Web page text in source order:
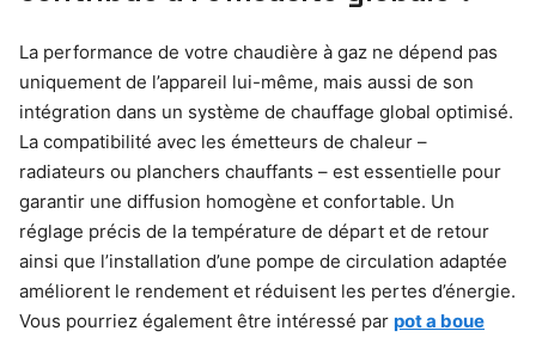
La performance de votre chaudière à gaz ne dépend pas
uniquement de l’appareil lui-même, mais aussi de son
intégration dans un système de chauffage global optimisé.
La compatibilité avec les émetteurs de chaleur –
radiateurs ou planchers chauffants – est essentielle pour
garantir une diffusion homogène et confortable. Un
réglage précis de la température de départ et de retour
ainsi que l’installation d’une pompe de circulation adaptée
améliorent le rendement et réduisent les pertes d’énergie.
Vous pourriez également être intéressé par pot a boue